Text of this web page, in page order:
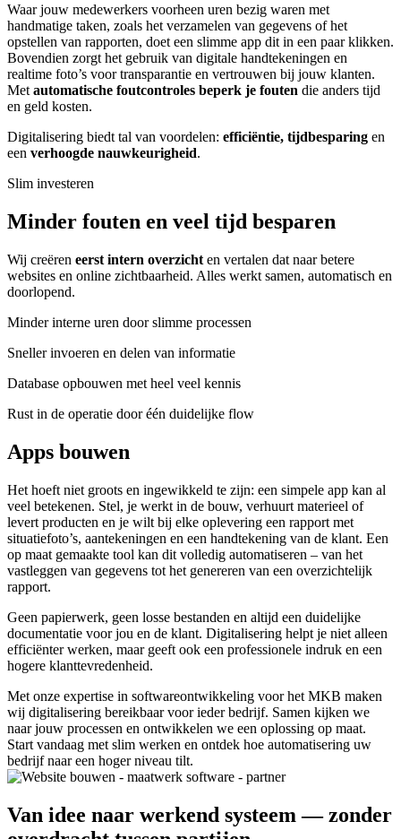
Waar jouw medewerkers voorheen uren bezig waren met
handmatige taken, zoals het verzamelen van gegevens of het
opstellen van rapporten, doet een slimme app dit in een paar klikken.
Bovendien zorgt het gebruik van digitale handtekeningen en
realtime foto’s voor transparantie en vertrouwen bij jouw klanten.
Met automatische foutcontroles beperk je fouten die anders tijd
en geld kosten.
Digitalisering biedt tal van voordelen: efficiëntie, tijdbesparing en
een verhoogde nauwkeurigheid.
Slim investeren
Minder fouten en veel tijd besparen
Wij creëren eerst intern overzicht en vertalen dat naar betere
websites en online zichtbaarheid. Alles werkt samen, automatisch en
doorlopend.
Minder interne uren door slimme processen
Sneller invoeren en delen van informatie
Database opbouwen met heel veel kennis
Rust in de operatie door één duidelijke flow
Apps bouwen
Het hoeft niet groots en ingewikkeld te zijn: een simpele app kan al
veel betekenen. Stel, je werkt in de bouw, verhuurt materieel of
levert producten en je wilt bij elke oplevering een rapport met
situatiefoto’s, aantekeningen en een handtekening van de klant. Een
op maat gemaakte tool kan dit volledig automatiseren – van het
vastleggen van gegevens tot het genereren van een overzichtelijk
rapport.
Geen papierwerk, geen losse bestanden en altijd een duidelijke
documentatie voor jou en de klant. Digitalisering helpt je niet alleen
efficiënter werken, maar geeft ook een professionele indruk en een
hogere klanttevredenheid.
Met onze expertise in softwareontwikkeling voor het MKB maken
wij digitalisering bereikbaar voor ieder bedrijf. Samen kijken we
naar jouw processen en ontwikkelen we een oplossing op maat.
Start vandaag met slim werken en ontdek hoe automatisering uw
bedrijf naar een hoger niveau tilt.
Van idee naar werkend systeem — zonder